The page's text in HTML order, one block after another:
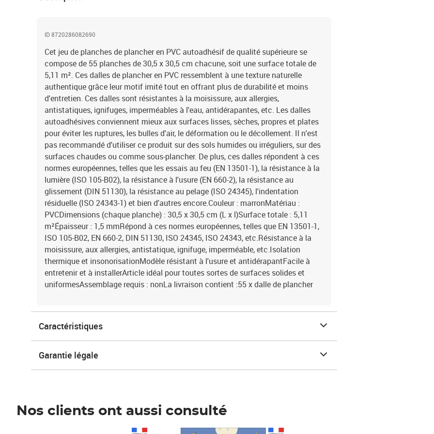
ID 8720286082690
Cet jeu de planches de plancher en PVC autoadhésif de qualité supérieure se
compose de 55 planches de 30,5 x 30,5 cm chacune, soit une surface totale de
5,11 m². Ces dalles de plancher en PVC ressemblent à une texture naturelle
authentique grâce leur motif imité tout en offrant plus de durabilité et moins
d'entretien. Ces dalles sont résistantes à la moisissure, aux allergies,
antistatiques, ignifuges, imperméables à l'eau, antidérapantes, etc. Les dalles
autoadhésives conviennent mieux aux surfaces lisses, sèches, propres et plates
pour éviter les ruptures, les bulles d'air, le déformation ou le décollement. Il n'est
pas recommandé d'utiliser ce produit sur des sols humides ou irréguliers, sur des
surfaces chaudes ou comme sous-plancher. De plus, ces dalles répondent à ces
normes européennes, telles que les essais au feu (EN 13501-1), la résistance à la
lumière (ISO 105-B02), la résistance à l'usure (EN 660-2), la résistance au
glissement (DIN 51130), la résistance au pelage (ISO 24345), l'indentation
résiduelle (ISO 24343-1) et bien d'autres encore.Couleur : marronMatériau :
PVCDimensions (chaque planche) : 30,5 x 30,5 cm (L x l)Surface totale : 5,11
m²Épaisseur : 1,5 mmRépond à ces normes européennes, telles que EN 13501-1,
ISO 105-B02, EN 660-2, DIN 51130, ISO 24345, ISO 24343, etc.Résistance à la
moisissure, aux allergies, antistatique, ignifuge, imperméable, etc.Isolation
thermique et insonorisationModèle résistant à l'usure et antidérapantFacile à
entretenir et à installerArticle idéal pour toutes sortes de surfaces solides et
uniformesAssemblage requis : nonLa livraison contient :55 x dalle de plancher
Caractéristiques
Garantie légale
Nos clients ont aussi consulté